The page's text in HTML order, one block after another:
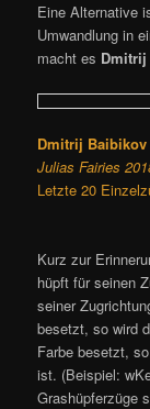
Eine Alternative
Umwandlung in
macht es
Dmitrij Baibikov
Julias Fairies
Letzte 20
Kurz zur
hüpft für seinen
seiner
besetzt, so wird
Farbe besetzt,
ist. (Beispiel:
Grashüpferzüge